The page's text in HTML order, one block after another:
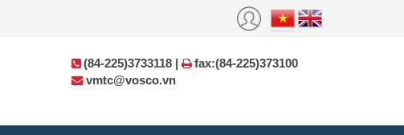
(84-225)3733118 |
fax:(84-225)373100
vmtc@vosco.vn